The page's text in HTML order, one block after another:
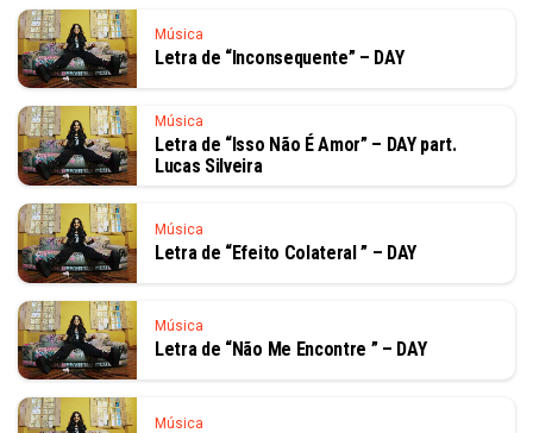
Música
Letra de “Inconsequente” – DAY
Música
Letra de “Isso Não É Amor” – DAY part.
Lucas Silveira
Música
Letra de “Efeito Colateral ” – DAY
Música
Letra de “Não Me Encontre ” – DAY
Música